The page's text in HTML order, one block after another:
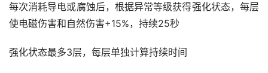
每次消耗导电或腐蚀后，根据异常等级获得强化状态，每层
使电磁伤害和自然伤害+15%，持续25秒
强化状态最多3层，每层单独计算持续时间